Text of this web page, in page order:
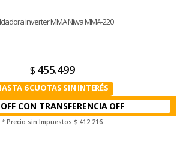
inverter MMA Niwa MMA-220
$ 455.499
6 CUOTAS SIN INTERÉS
CON TRANSFERENCIA
* Precio sin Impuestos $ 412.216